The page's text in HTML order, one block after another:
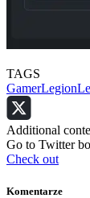
TAGS
GamerLegion
Additional
Go to Twitter
Check out
Komentarze